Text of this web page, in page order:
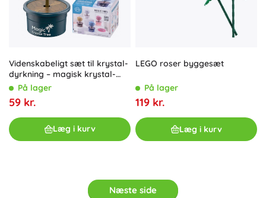
Videnskabeligt sæt til krystal-
dyrkning – magisk krystal-
lykketræ
På lager
59 kr.
Læg i kurv
LEGO roser byggesæt
På lager
119 kr.
Læg i kurv
Næste side